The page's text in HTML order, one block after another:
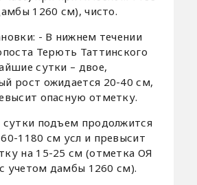
1260 см), чисто.
- В нижнем течении
Терють Таттинского
сутки – двое,
рост ожидается 20-40 см,
опасную отметку.
подъем продолжится
1180 см усл и превысит
на 15-25 см (отметка ОЯ
учетом дамбы 1260 см).